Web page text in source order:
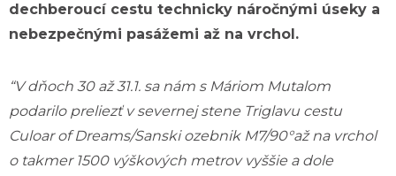
dechberoucí cestu technicky náročnými úseky a
nebezpečnými pasážemi až na vrchol.
“V dňoch 30 až 31.1. sa nám s Máriom Mutalom
podarilo preliezť v severnej stene Triglavu cestu
Culoar of Dreams/Sanski ozebnik M7/90°až na vrchol
o takmer 1500 výškových metrov vyššie a dole